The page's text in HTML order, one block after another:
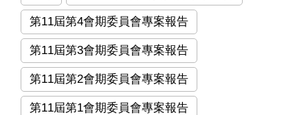
第11屆第4會期委員會專案報告
第11屆第3會期委員會專案報告
第11屆第2會期委員會專案報告
第11屆第1會期委員會專案報告